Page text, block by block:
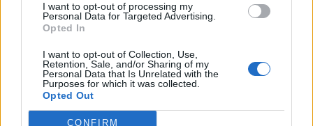
I want to opt-out of processing my
Personal Data for Targeted Advertising.
Opted In
I want to opt-out of Collection, Use,
Retention, Sale, and/or Sharing of my
Personal Data that Is Unrelated with the
Purposes for which it was collected.
Opted Out
CONFIRM
δολάρια από το 2023
Δύναμη – Ενέργεια – Ηypercomputing: Η Ελλάδα αποκτά
Η Cosmote Telekom στους Europe’s Climate Leaders των
Financial Times για 4η συνεχόμενη χρονιά